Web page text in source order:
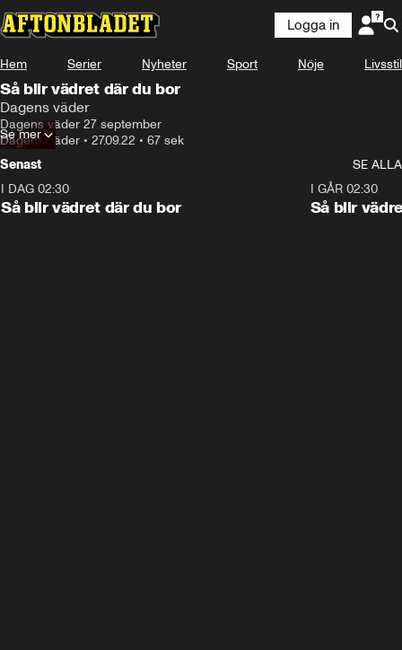
Logga in
Hem Serier Nyheter Sport Nöje Livsstil
Så blir vädret där du bor
Dagens väder
Dagens väder 27 september
Dagens väder • 27.09.22 • 67 sek
Se mer
Senast
SE ALLA
I DAG 02:30
Så blir vädret där du bor
I GÅR 02:30
Så blir